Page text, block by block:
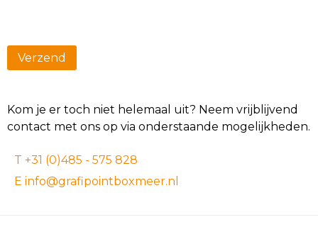
Kom je er toch niet helemaal uit? Neem vrijblijvend
contact met ons op via onderstaande mogelijkheden.
T +31 (0)485 - 575 828
E info@grafipointboxmeer.nl